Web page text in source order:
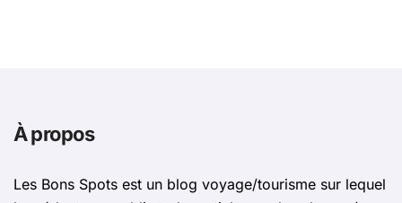
À propos
Les Bons Spots est un blog voyage/tourisme sur lequel